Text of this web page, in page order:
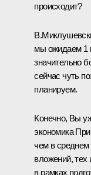
происходит?
мы ожидаем 1
значительно
сейчас чуть
планируем.
Конечно, Вы
экономика
чем в среднем
вложений, тех
в рамках